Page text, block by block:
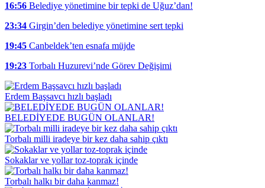
16:56 Belediye yönetimine bir tepki de Uğuz’dan!
23:34 Girgin’den belediye yönetimine sert tepki
19:45 Canbeldek’ten esnafa müjde
19:23 Torbalı Huzurevi’nde Görev Değişimi
Erdem Başsavcı hızlı başladı
BELEDİYEDE BUGÜN OLANLAR!
Torbalı milli iradeye bir kez daha sahip çıktı
Sokaklar ve yollar toz-toprak içinde
Torbalı halkı bir daha kanmaz!